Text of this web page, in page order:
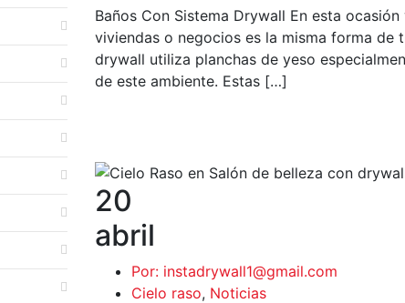
Baños Con Sistema Drywall En esta
viviendas o negocios es la misma forma de
drywall utiliza planchas de yeso
de este ambiente. Estas […]
20
abril
Por: instadrywall1@gmail.com
Cielo raso, Noticias